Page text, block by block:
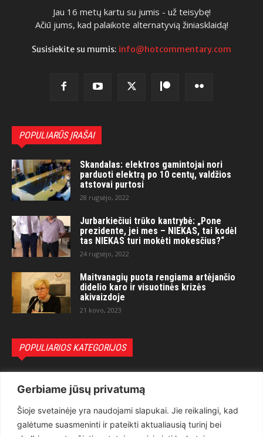
Gerbiame jūsų privatumą
Šioje svetainėje yra naudojami slapukai. Jie reikalingi, kad
galėtume suasmeninti ir pateikti aktualiausią turinį bei
Jau 16 metų kartu su jumis - už teisybę!
Ačiū jums, kad palaikote alternatyvią žiniasklaidą!
Susisiekite su mumis: info@hotcommentary.com
POPULIARŪS ĮRAŠAI
Skandalas: elektros gamintojai nori
parduoti elektrą po 10 centų, valdžios
atstovai purtosi
28 rugsėjo, 2022
Jurbarkiečiui trūko kantrybė: „Pone
prezidente, jei mes – NIEKAS, tai kodėl
tas NIEKAS turi mokėti mokesčius?“
24 rugsėjo, 2022
Maitvanagių puota rengiama artėjančio
didelio karo ir visuotinės krizės
akivaizdoje
21 kovo, 2023
POPULIARIOS KATEGORIJOS
Teisėsauga
1497
Aktualu